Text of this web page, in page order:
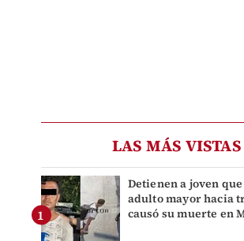
LAS MÁS VISTAS
Detienen a joven
adulto mayor hacia
causó su muerte en